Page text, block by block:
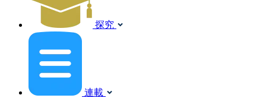
探究
連載